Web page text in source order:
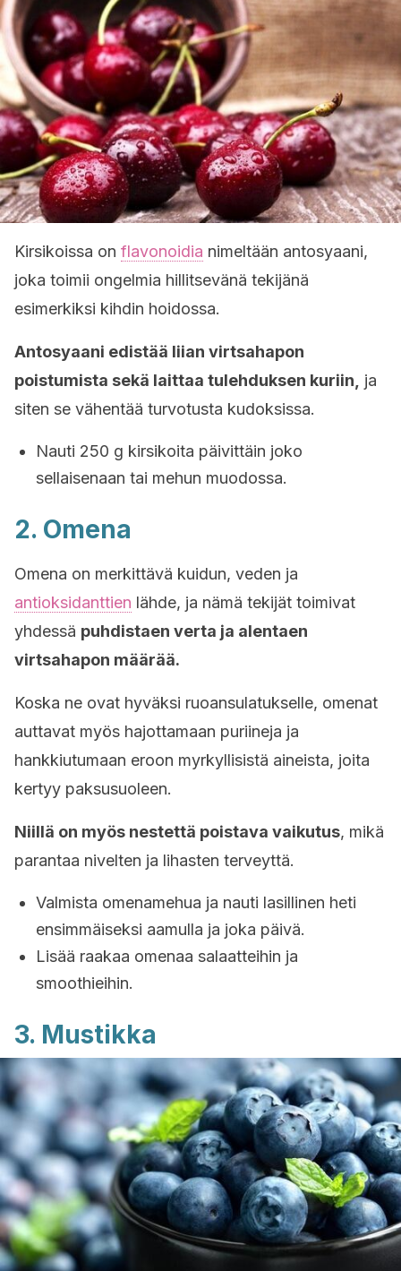
Kirsikoissa on flavonoidia nimeltään antosyaani,
joka toimii ongelmia hillitsevänä tekijänä
esimerkiksi kihdin hoidossa.
Antosyaani edistää liian virtsahapon
poistumista sekä laittaa tulehduksen kuriin,
ja
siten se vähentää turvotusta kudoksissa.
Nauti 250 g kirsikoita päivittäin joko
sellaisenaan tai mehun muodossa.
2. Omena
Omena on merkittävä kuidun, veden ja
antioksidanttien lähde, ja nämä tekijät toimivat
yhdessä puhdistaen verta ja alentaen
virtsahapon määrää.
Koska ne ovat hyväksi ruoansulatukselle, omenat
auttavat myös hajottamaan puriineja ja
hankkiutumaan eroon myrkyllisistä aineista, joita
kertyy paksusuoleen.
Niillä on myös nestettä poistava vaikutus, mikä
parantaa nivelten ja lihasten terveyttä.
Valmista omenamehua ja nauti lasillinen heti
ensimmäiseksi aamulla ja joka päivä.
Lisää raakaa omenaa salaatteihin ja
smoothieihin.
3. Mustikka